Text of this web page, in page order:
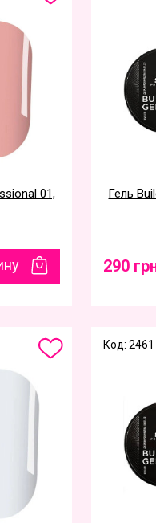
01,
Гель
290
Код: 2461